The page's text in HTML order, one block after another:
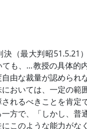
決（最大判昭51.5.21
も、…教授の具体的
由な裁量が認められ
おいては、一定の範
れるべきことを肯定
方で、「しかし、普
このような能力がな